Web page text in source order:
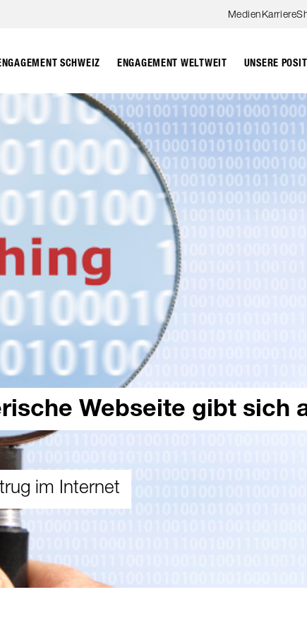
Zum Hauptinhalt springen
MedienKarriere
SCHWEIZ ENGAGEMENT WELTWEIT UNSERE
Webseite gibt sich
im Internet